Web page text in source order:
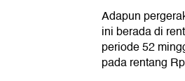
Adapun
ini berada di
periode 52
pada rentang